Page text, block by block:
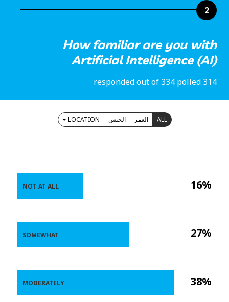
2
How familiar are you with
Artificial Intelligence (AI)
314 responded out of 334 polled
ALL العمر الجنس LOCATION
16%
27%
38%
NOT AT ALL
SOMEWHAT
MODERATELY